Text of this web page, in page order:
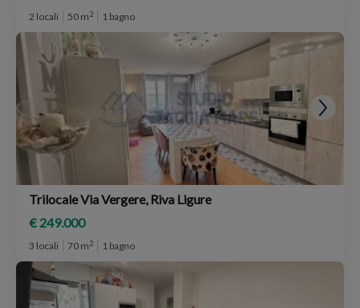
2 locali 50 m2 1 bagno
Trilocale Via Vergere, Riva Ligure
€ 249.000
3 locali 70 m2 1 bagno